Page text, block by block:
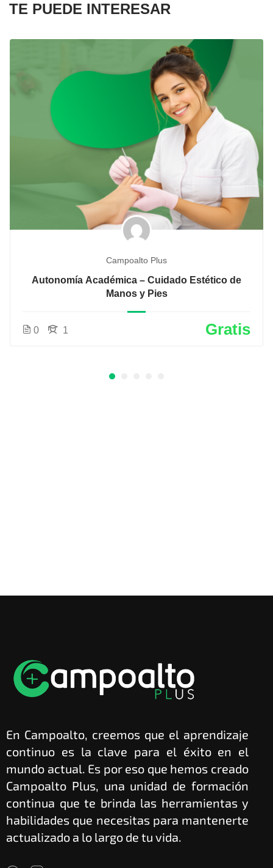
TE PUEDE INTERESAR
Campoalto Plus
Autonomía Académica – Cuidado Estético de
Manos y Pies
0 1 Gratis
En Campoalto, creemos que el aprendizaje
continuo es la clave para el éxito en el
mundo actual. Es por eso que hemos creado
Campoalto Plus, una unidad de formación
continua que te brinda las herramientas y
habilidades que necesitas para mantenerte
actualizado a lo largo de tu vida.